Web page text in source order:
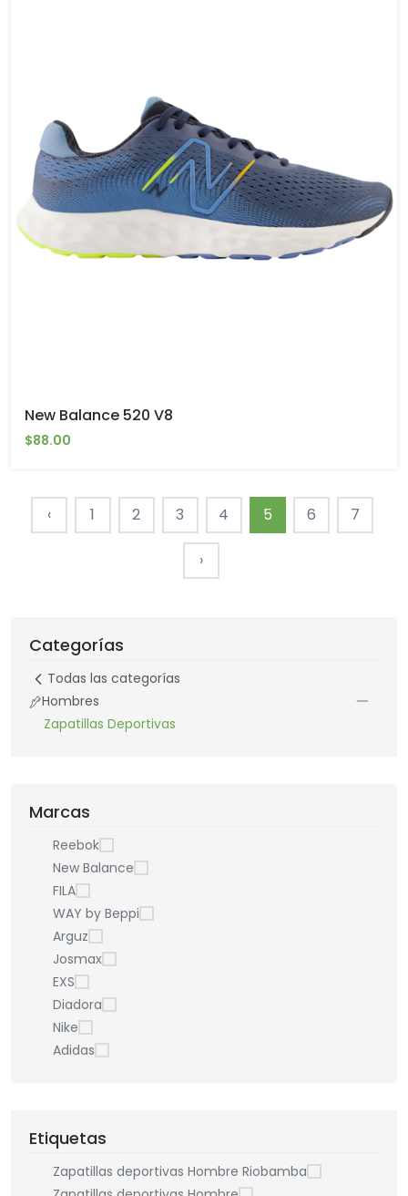
New Balance 520 V8
$88.00
‹ 1 2 3 4 5 6 7
›
Categorías
Todas las categorías
Hombres
Zapatillas Deportivas
Marcas
Reebok
New Balance
FILA
WAY by Beppi
Arguz
Josmax
EXS
Diadora
Nike
Adidas
Etiquetas
Zapatillas deportivas Hombre Riobamba